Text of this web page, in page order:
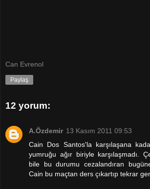
Can Evrenol
Paylaş
12 yorum:
A.Özdemir 13 Kasım 2011 09:53
Cain Dos Santos'la karşılaşana
yumruğu ağır biriyle karşılaşmadı.
bile bu durumu cezalandıran
Cain bu maçtan ders çıkartıp tekrar